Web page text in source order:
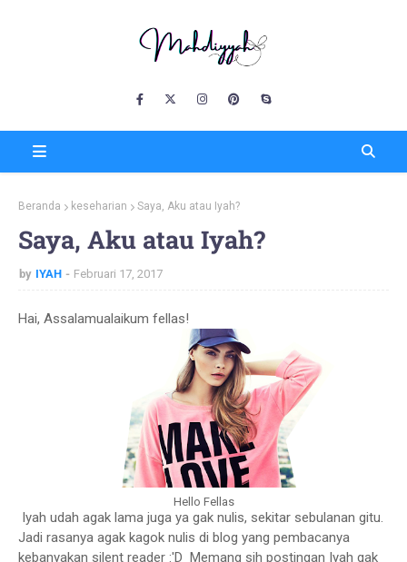
Beranda keseharian Saya, Aku atau Iyah?
Saya, Aku atau Iyah?
by IYAH Februari 17, 2017
Hai, Assalamualaikum fellas!
Hello Fellas
Iyah udah agak lama juga ya gak nulis, sekitar sebulanan gitu.
Jadi rasanya agak kagok nulis di blog yang pembacanya
kebanyakan silent reader :'D Memang sih postingan Iyah gak